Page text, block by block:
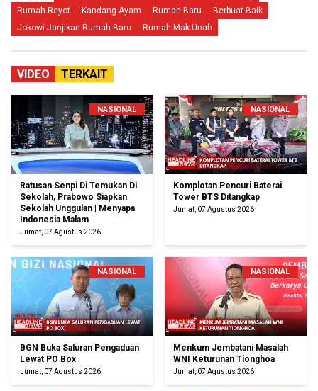
Rumah Reyot
Kandang Ayam Rumah Baru
Berbuat Baik
Jokowi Janjikan Rumah Baru
Rumah Mak Unah
VIDEO TERKAIT
NASIONAL
Ratusan Senpi Di Temukan Di
Sekolah, Prabowo Siapkan
Sekolah Unggulan | Menyapa
Indonesia Malam
Jumat, 07 Agustus 2026
NASIONAL
Komplotan Pencuri Baterai
Tower BTS Ditangkap
Jumat, 07 Agustus 2026
NASIONAL
BGN Buka Saluran Pengaduan
Lewat PO Box
Jumat, 07 Agustus 2026
NASIONAL
Menkum Jembatani Masalah
WNI Keturunan Tionghoa
Jumat, 07 Agustus 2026